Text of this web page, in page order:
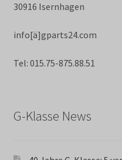
30916 Isernhagen
info[ä]gparts24.com
Tel: 015.75-875.88.51
G-Klasse News